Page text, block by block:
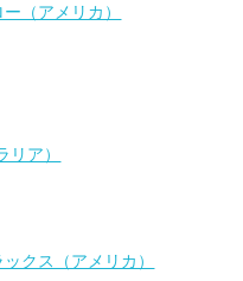
（アメリカ）
ア）
クス（アメリカ）